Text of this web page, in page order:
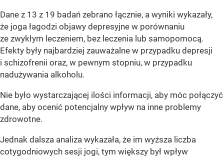
Dane z 13 z 19 badań zebrano łącznie, a wyniki wykazały,
że joga łagodzi objawy depresyjne w porównaniu
ze zwykłym leczeniem, bez leczenia lub samopomocą.
Efekty były najbardziej zauważalne w przypadku depresji
i schizofrenii oraz, w pewnym stopniu, w przypadku
nadużywania alkoholu.
Nie było wystarczającej ilości informacji, aby móc połączyć
dane, aby ocenić potencjalny wpływ na inne problemy
zdrowotne.
Jednak dalsza analiza wykazała, że ​​im wyższa liczba
cotygodniowych sesji jogi, tym większy był wpływ